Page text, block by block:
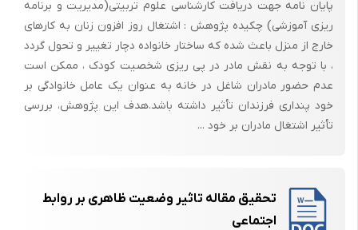
پایان نامه جهت دریافت کارشناسی علوم تربیتی(مدیریت و برنامه
ریزی آموزشی) چکیده پژوهش :‌ اشتغال روز افزون زنان به کارهای
خارج از منزل باعث شده که ساختار خانواده دچار تغییر و تحول گردد
،‌ با توجه به نقش مادر در پی ریزی شخصیت کودک ، ممکن است
عدم حضور مادران شاغل در خانه به عنوان یک عامل خانوادگی بر
خود پنداری فرزندان تأثیر داشته باشد.هدف این پژوهش، بررسی
تأثیر اشتغال مادران بر خود ...
تحقیق مقاله تاثیر وضعیت ظاهری بر روابط
اجتماعی